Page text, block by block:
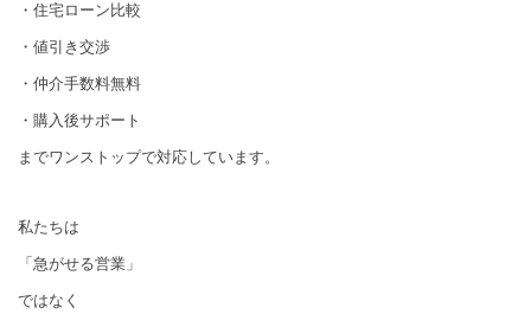
・住宅ローン比較
・値引き交渉
・仲介手数料無料
・購入後サポート
までワンストップで対応しています。
私たちは
「急がせる営業」
ではなく